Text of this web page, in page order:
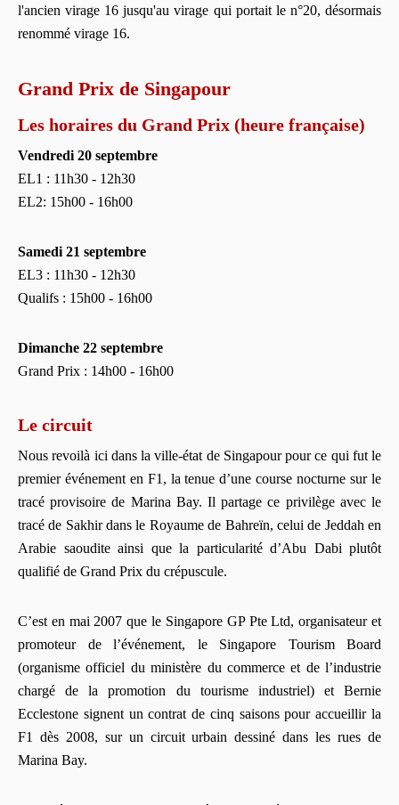
l'ancien virage 16 jusqu'au virage qui portait le n°20, désormais
renommé virage 16.
Grand Prix de Singapour
Les horaires du Grand Prix (heure française)
Vendredi 20 septembre
EL1 : 11h30 - 12h30
EL2: 15h00 - 16h00
Samedi 21 septembre
EL3 : 11h30 - 12h30
Qualifs : 15h00 - 16h00
Dimanche 22 septembre
Grand Prix : 14h00 - 16h00
Le circuit
Nous revoilà ici dans la ville-état de Singapour pour ce qui fut le
premier événement en F1, la tenue d’une course nocturne sur le
tracé provisoire de Marina Bay. Il partage ce privilège avec le
tracé de Sakhir dans le Royaume de Bahreïn, celui de Jeddah en
Arabie saoudite ainsi que la particularité d’Abu Dabi plutôt
qualifié de Grand Prix du crépuscule.
C’est en mai 2007 que le Singapore GP Pte Ltd, organisateur et
promoteur de l’événement, le Singapore Tourism Board
(organisme officiel du ministère du commerce et de l’industrie
chargé de la promotion du tourisme industriel) et Bernie
Ecclestone signent un contrat de cinq saisons pour accueillir la
F1 dès 2008, sur un circuit urbain dessiné dans les rues de
Marina Bay.